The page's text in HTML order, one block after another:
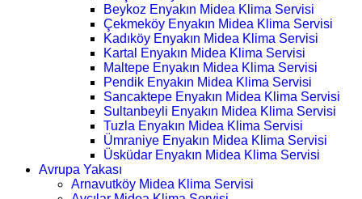
Beykoz Enyakın Midea Klima Servisi
Çekmeköy Enyakın Midea Klima Servisi
Kadıköy Enyakın Midea Klima Servisi
Kartal Enyakın Midea Klima Servisi
Maltepe Enyakın Midea Klima Servisi
Pendik Enyakın Midea Klima Servisi
Sancaktepe Enyakın Midea Klima Servisi
Sultanbeyli Enyakın Midea Klima Servisi
Tuzla Enyakın Midea Klima Servisi
Ümraniye Enyakın Midea Klima Servisi
Üsküdar Enyakın Midea Klima Servisi
Avrupa Yakası
Arnavutköy Midea Klima Servisi